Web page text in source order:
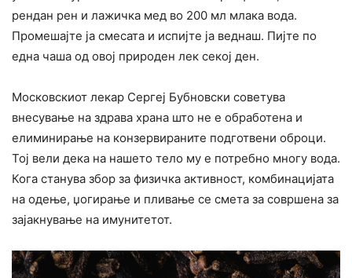
рендан рен и лажичка мед во 200 мл млака вода.
Промешајте ја смесата и испијте ја веднаш. Пијте по
една чаша од овој природен лек секој ден.
Московскиот лекар Сергеј Бубновски советува
внесување на здрава храна што не е обработена и
елиминирање на конзервираните подготвени оброци.
Тој вели дека на нашето тело му e потребно многу вода.
Кога станува збор за физичка активност, комбинацијата
на одење, џогирање и пливање се смета за совршена за
зајакнување на имунитетот.